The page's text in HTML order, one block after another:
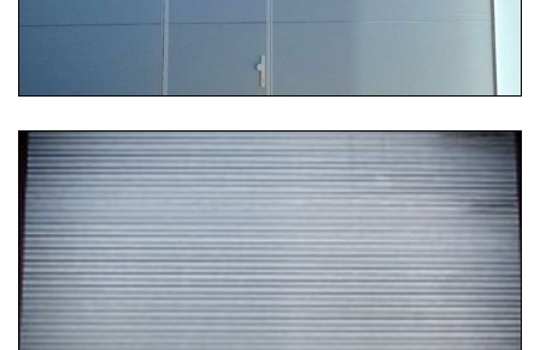
25.07.2019 12:47
Rolltor
Ein Aluminium-Rolltor für Kranhersteller Gottwald,
Düsseldorf. Maße: 8000 × 7000 mm.